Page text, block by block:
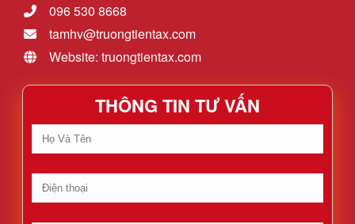
096 530 8668
tamhv@truongtientax.com
Website: truongtientax.com
THÔNG TIN TƯ VẤN